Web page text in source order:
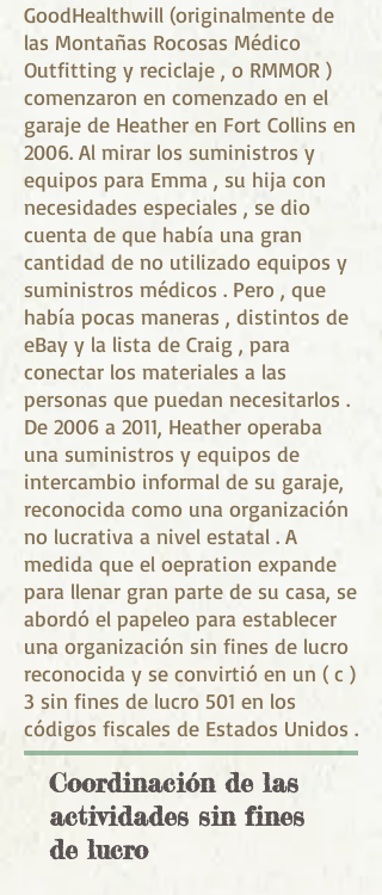
GoodHealthwill (originalmente de
las Montañas Rocosas Médico
Outfitting y reciclaje , o RMMOR )
comenzaron en comenzado en el
garaje de Heather en Fort Collins en
2006. Al mirar los suministros y
equipos para Emma , su hija con
necesidades especiales , se dio
cuenta de que había una gran
cantidad de no utilizado equipos y
suministros médicos . Pero , que
había pocas maneras , distintos de
eBay y la lista de Craig , para
conectar los materiales a las
personas que puedan necesitarlos .
De 2006 a 2011, Heather operaba
una suministros y equipos de
intercambio informal de su garaje,
reconocida como una organización
no lucrativa a nivel estatal . A
medida que el oepration expande
para llenar gran parte de su casa, se
abordó el papeleo para establecer
una organización sin fines de lucro
reconocida y se convirtió en un ( c )
3 sin fines de lucro 501 en los
códigos fiscales de Estados Unidos .
Coordinación de las
actividades sin fines
de lucro